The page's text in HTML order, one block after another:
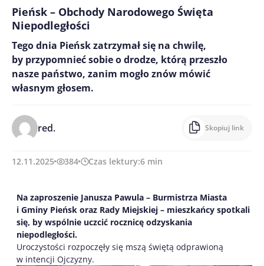
Pieńsk – Obchody Narodowego Święta
Niepodległości
Tego dnia Pieńsk zatrzymał się na chwilę,
by przypomnieć sobie o drodze, którą przeszło
nasze państwo, zanim mogło znów mówić
własnym głosem.
red. Skopiuj link
12.11.2025 384 Czas lektury:6 min
Na zaproszenie Janusza Pawula – Burmistrza Miasta
i Gminy Pieńsk oraz Rady Miejskiej – mieszkańcy spotkali
się, by wspólnie uczcić rocznicę odzyskania
niepodległości.
Uroczystości rozpoczęły się mszą świętą odprawioną
w intencji Ojczyzny.